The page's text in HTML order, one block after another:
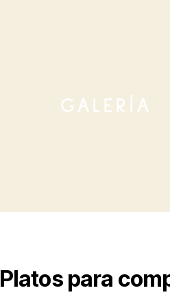
GALERÍA
Platos para